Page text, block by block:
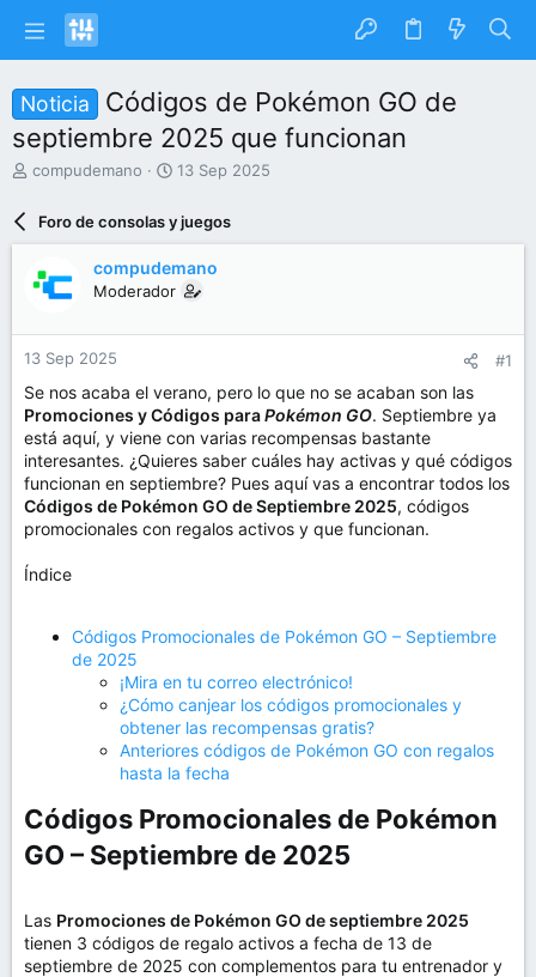
Noticia
Códigos de Pokémon GO de
septiembre 2025 que funcionan
I
a
r
d
e
l
t
e
m
a
compudemano
F
c
h
d
e
n
o
13 Sep 2025
Foro de consolas y juegos
compudemano
Moderador
13 Sep 2025 #1
Se nos acaba el verano, pero lo que no se acaban son las
Promociones y Códigos paraPokémon GO. Septiembre ya
está aquí, y viene con varias recompensas bastante
interesantes. ¿Quieres saber cuáles hay activas y qué códigos
funcionan en septiembre? Pues aquí vas a encontrar todos los
Códigos de Pokémon GO de Septiembre 2025, códigos
promocionales con regalos activos y que funcionan.
Índice
Códigos Promocionales de Pokémon GO – Septiembre
de 2025
¡Mira en tu correo electrónico!
¿Cómo canjear los códigos promocionales y
obtener las recompensas gratis?
Anteriores códigos de Pokémon GO con regalos
hasta la fecha
Códigos Promocionales de Pokémon
GO – Septiembre de 2025​
Las Promociones de Pokémon GO de septiembre 2025
tienen 3 códigos de regalo activos a fecha de 13 de
septiembre de 2025 con complementos para tu entrenador y